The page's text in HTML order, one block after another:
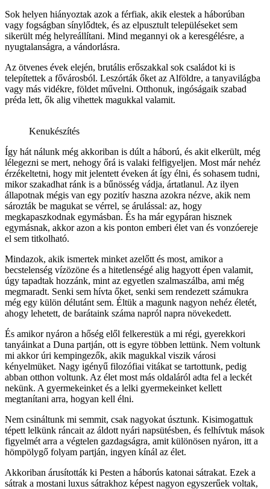
Sok helyen hiányoztak azok a férfiak, akik elestek a háborúban
vagy fogságban sínylődtek, és az elpusztult településeket sem
sikerült még helyreállítani. Mind megannyi ok a keresgélésre, a
nyugtalanságra, a vándorlásra.
Az ötvenes évek elején, brutális erőszakkal sok családot ki is
telepítettek a fővárosból. Leszórták őket az Alföldre, a tanyavilágba
vagy más vidékre, földet művelni. Otthonuk, ingóságaik szabad
préda lett, ők alig vihettek magukkal valamit.
Kenukészítés
Így hát nálunk még akkoriban is dúlt a háború, és akit elkerült, még
lélegezni se mert, nehogy őrá is valaki felfigyeljen. Most már nehéz
érzékeltetni, hogy mit jelentett éveken át így élni, és sohasem tudni,
mikor szakadhat ránk is a bűnösség vádja, ártatlanul. Az ilyen
állapotnak mégis van egy pozitív haszna azokra nézve, akik nem
sározták be magukat se vérrel, se árulással: az, hogy
megkapaszkodnak egymásban. És ha már egypáran hisznek
egymásnak, akkor azon a kis ponton emberi élet van és vonzóereje
el sem titkolható.
Mindazok, akik ismertek minket azelőtt és most, amikor a
becstelenség vízözöne és a hitetlenségé alig hagyott épen valamit,
úgy tapadtak hozzánk, mint az egyetlen szalmaszálba, ami még
megmaradt. Senki sem hívta őket, senki sem rendezett számukra
még egy külön délutánt sem. Éltük a magunk nagyon nehéz életét,
ahogy lehetett, de barátaink száma napról napra növekedett.
És amikor nyáron a hőség elől felkerestük a mi régi, gyerekkori
tanyáinkat a Duna partján, ott is egyre többen lettünk. Nem voltunk
mi akkor úri kempingezők, akik magukkal viszik városi
kényelmüket. Nagy igényű filozófiai vitákat se tartottunk, pedig
abban otthon voltunk. Az élet most más oldaláról adta fel a leckét
nekünk. A gyermekeinket és a lelki gyermekeinket kellett
megtanítani arra, hogyan kell élni.
Nem csináltunk mi semmit, csak nagyokat úsztunk. Kisimogattuk
tépett lelkünk ráncait az áldott nyári napsütésben, és felhívtuk mások
figyelmét arra a végtelen gazdagságra, amit különösen nyáron, itt a
hömpölygő folyam partján, ingyen kínál az élet.
Akkoriban árusították ki Pesten a háborús katonai sátrakat. Ezek a
sátrak a mostani luxus sátrakhoz képest nagyon egyszerűek voltak,